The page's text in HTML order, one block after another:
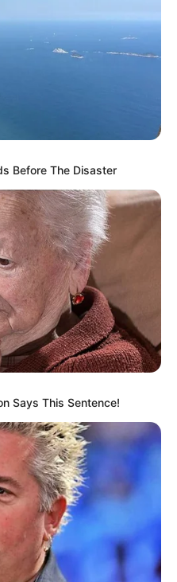
Before The Disaster
Says This Sentence!